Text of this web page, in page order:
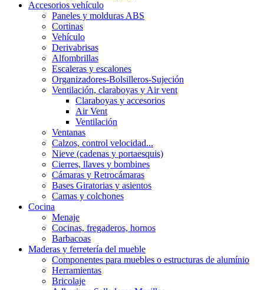
Accesorios vehículo
Paneles y molduras ABS
Cortinas
Vehículo
Derivabrisas
Alfombrillas
Escaleras y escalones
Organizadores-Bolsilleros-Sujeción
Ventilación, claraboyas y Air vent
Claraboyas y accesorios
Air Vent
Ventilación
Ventanas
Calzos, control velocidad...
Nieve (cadenas y portaesquis)
Cierres, llaves y bombines
Cámaras y Retrocámaras
Bases Giratorias y asientos
Camas y colchones
Cocina
Menaje
Cocinas, fregaderos, hornos
Barbacoas
Maderas y ferretería del mueble
Componentes para muebles o estructuras de alumínio
Herramientas
Bricolaje